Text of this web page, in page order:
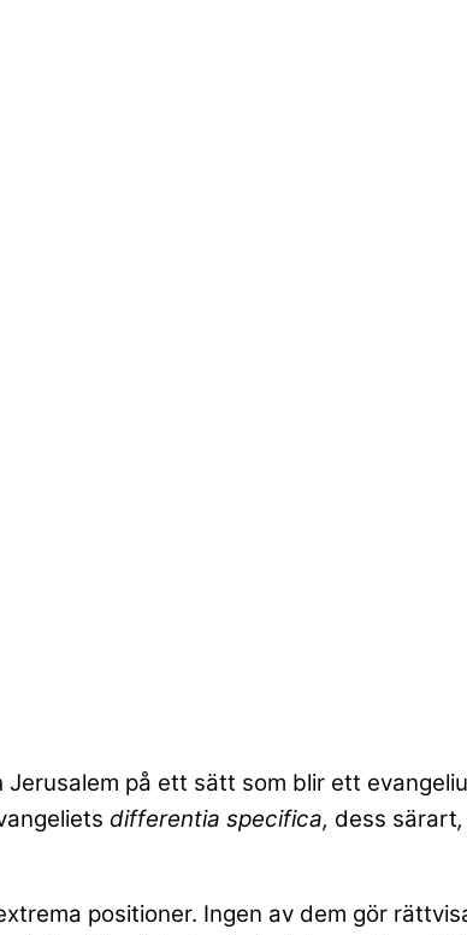
på ett sätt som blir ett
differentia specifica, dess särart,
positioner. Ingen av dem gör